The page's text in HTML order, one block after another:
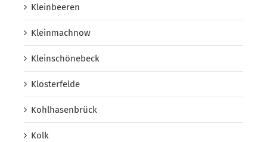
Kleinbeeren
Kleinmachnow
Kleinschönebeck
Klosterfelde
Kohlhasenbrück
Kolk